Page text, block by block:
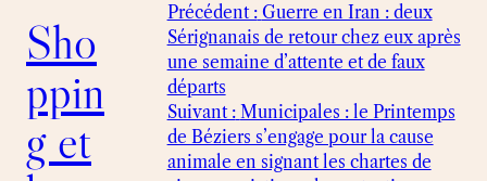
Sho
ppin
g et
Précédent : Guerre en Iran : deux
Sérignanais de retour chez eux après
une semaine d’attente et de faux
départs
Suivant : Municipales : le Printemps
de Béziers s’engage pour la cause
animale en signant les chartes de